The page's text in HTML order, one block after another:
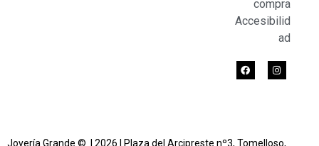
compra
Accesibilid
ad
Joyería Grande © l 2026 | Plaza del Arcipreste nº3, Tomelloso,